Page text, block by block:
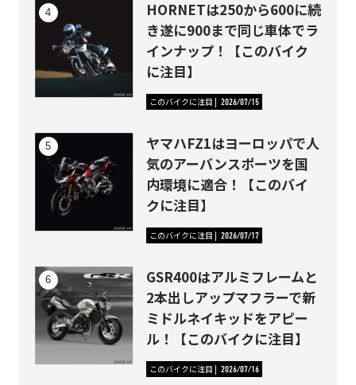
HORNETは250から600に続
き遂に900まで同じ車体でラ
インナップ！【このバイク
に注目】
このバイクに注目 2026/07/15
ヤマハFZ1はヨーロッパで人
気のアーバンスポーツを国
内環境に適合！【このバイ
クに注目】
このバイクに注目 2026/07/17
GSR400はアルミフレームと
2本出しアップマフラーで新
ミドルネイキッドをアピー
ル！【このバイクに注目】
このバイクに注目 2026/07/16